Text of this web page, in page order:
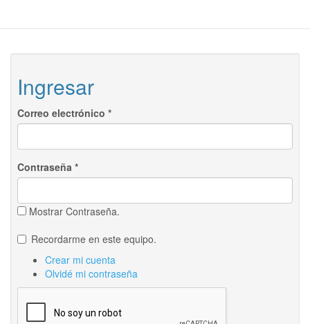
Ingresar
Correo electrónico *
Contraseña *
Mostrar Contraseña.
Recordarme en este equipo.
Crear mi cuenta
Olvidé mi contraseña